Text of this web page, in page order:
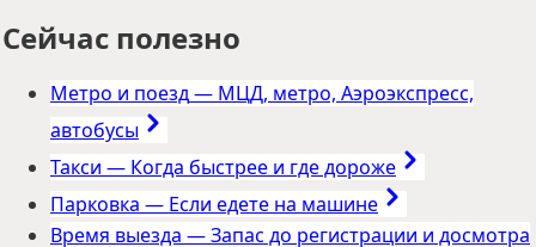
Сейчас полезно
Метро и поезд— МЦД, метро, Аэроэкспресс,
автобусы
Такси — Когда быстрее и где дороже
Парковка — Если едете на машине
Время выезда —Запас до регистрации и досмотра